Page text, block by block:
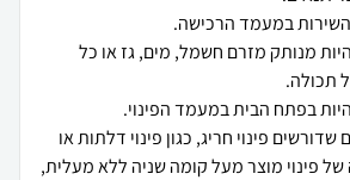
מנותק מזרם חשמל, מים, גז או כל
פינוי חריג, כגון פינוי דלתות או
פינוי מוצר מעל קומה שניה ללא מעלית,